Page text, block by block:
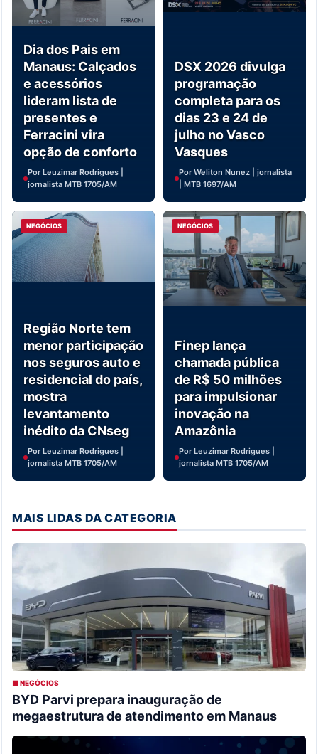
Dia dos Pais em
Manaus: Calçados
e acessórios
lideram lista de
presentes e
Ferracini vira
opção de conforto
Por Leuzimar Rodrigues |
jornalista MTB 1705/AM
DSX 2026 divulga
programação
completa para os
dias 23 e 24 de
julho no Vasco
Vasques
Por Weliton Nunez | jornalista
| MTB 1697/AM
NEGÓCIOS
Região Norte tem
menor participação
nos seguros auto e
residencial do país,
mostra
levantamento
inédito da CNseg
Por Leuzimar Rodrigues |
jornalista MTB 1705/AM
NEGÓCIOS
Finep lança
chamada pública
de R$ 50 milhões
para impulsionar
inovação na
Amazônia
Por Leuzimar Rodrigues |
jornalista MTB 1705/AM
MAIS LIDAS DA CATEGORIA
■ NEGÓCIOS
BYD Parvi prepara inauguração de
megaestrutura de atendimento em Manaus